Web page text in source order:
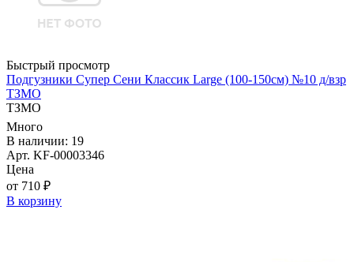
Быстрый просмотр
Подгузники Супер Сени Классик Large (100-150см) №10 д/взр
ТЗМО
ТЗМО
Много
В наличии: 19
Арт. KF-00003346
Цена
от 710 ₽
В корзину